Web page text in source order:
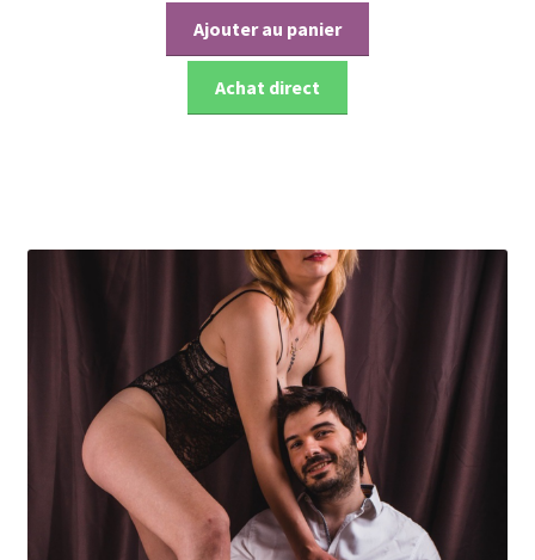
Ajouter au panier
Achat direct